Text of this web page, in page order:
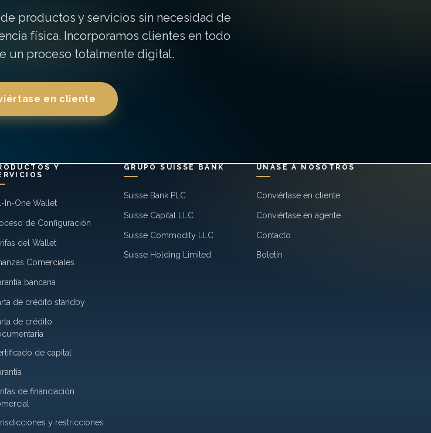
productos y servicios sin necesidad de
física. Incorporamos clientes en todo
un proceso totalmente digital.
en cliente
Y
In-One Wallet
de Configuración
del Wallet
Comerciales
bancaria
de crédito standby
de crédito
de capital
de financiación
y restricciones
GRUPO SUISSE BANK
Suisse Bank PLC
Suisse Capital LLC
Suisse Commodity LLC
Suisse Holding Limited
ÚNASE A NOSOTROS
Conviértase en cliente
Conviértase en agente
Contacto
Boletín